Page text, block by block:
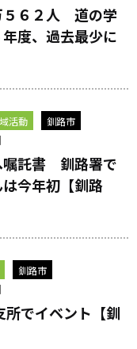
５６２人 道の学
度、過去最少に
活動 釧路市
嘱託書 釧路署で
今年初【釧路
釧路市
所でイベント【釧